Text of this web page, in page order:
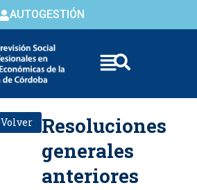
AUTOGESTIÓN
Resoluciones
generales
anteriores
Volver